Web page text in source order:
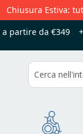
Chiusura Estiva:
a partire da €349
Cerca